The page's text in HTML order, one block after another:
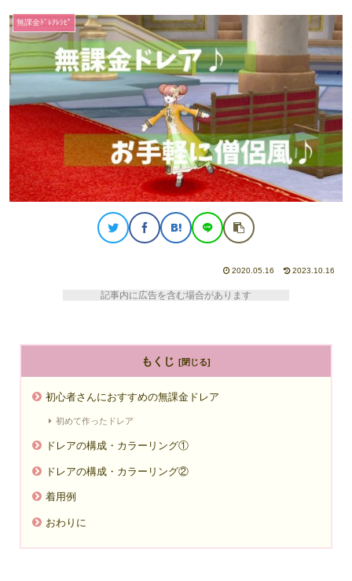
無課金ﾄﾞﾚｱﾚｼﾋﾟ
2020.05.16 2023.10.16
記事内に広告を含む場合があります
もくじ
初心者さんにおすすめの無課金ドレア
初めて作ったドレア
ドレアの構成・カラーリング①
ドレアの構成・カラーリング②
着用例
おわりに